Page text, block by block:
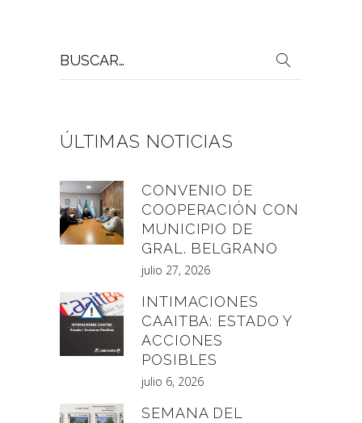
por:
ÚLTIMAS NOTICIAS
CONVENIO DE
COOPERACIÓN CON
MUNICIPIO DE
GRAL. BELGRANO
julio 27, 2026
INTIMACIONES
CAAITBA: ESTADO Y
ACCIONES
POSIBLES
julio 6, 2026
SEMANA DEL